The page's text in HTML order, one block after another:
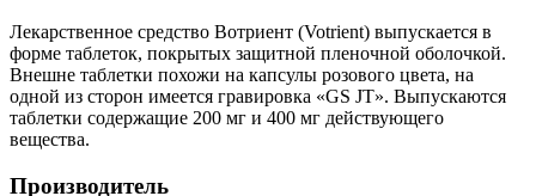
Лекарственное средство Вотриент (Votrient) выпускается в
форме таблеток, покрытых защитной пленочной оболочкой.
Внешне таблетки похожи на капсулы розового цвета, на
одной из сторон имеется гравировка «GS JT». Выпускаются
таблетки содержащие 200 мг и 400 мг действующего
вещества.
Производитель